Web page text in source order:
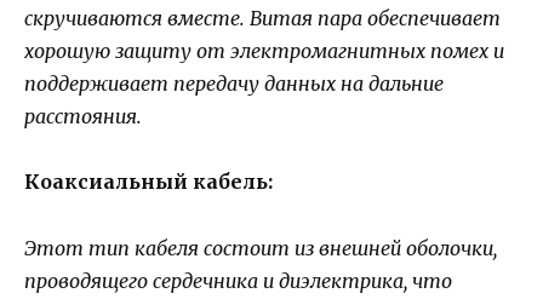
скручиваются вместе. Витая пара обеспечивает
хорошую защиту от электромагнитных помех и
поддерживает передачу данных на дальние
расстояния.
Коаксиальный кабель:
Этот тип кабеля состоит из внешней оболочки,
проводящего сердечника и диэлектрика, что